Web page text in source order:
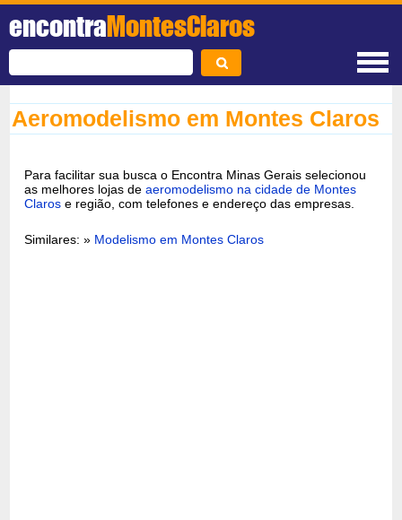
encontraMontesClaros
Aeromodelismo em Montes Claros
Para facilitar sua busca o Encontra Minas Gerais selecionou
as melhores lojas deaeromodelismo na cidade de Montes
Claros e região, com telefones e endereço das empresas.
Similares: » Modelismo em Montes Claros